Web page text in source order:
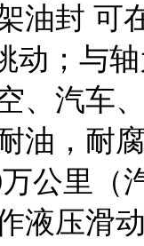
油封 可
动；与
、汽车
油，耐
公里（
液压滑